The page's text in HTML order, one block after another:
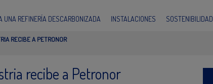
UNA REFINERÍA DESCARBONIZADA INSTALACIONES SOSTENIBILIDAD
RECIBE A PETRONOR
recibe a Petronor